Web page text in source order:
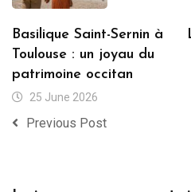
Basilique Saint-Sernin à
Toulouse : un joyau du
patrimoine occitan
25 June 2026
Previous Post